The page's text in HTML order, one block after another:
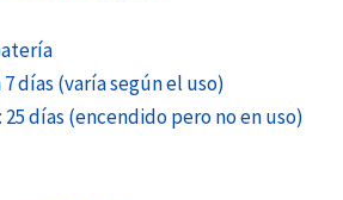
días (varía según el uso)
días (encendido pero no en uso)